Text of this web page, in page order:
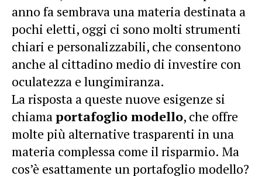
anno fa sembrava una materia destinata a
pochi eletti, oggi ci sono molti strumenti
chiari e personalizzabili, che consentono
anche al cittadino medio di investire con
oculatezza e lungimiranza.
La risposta a queste nuove esigenze si
chiamaportafoglio modello, che offre
molte più alternative trasparenti in una
materia complessa come il risparmio. Ma
cos’è esattamente unportafoglio modello?